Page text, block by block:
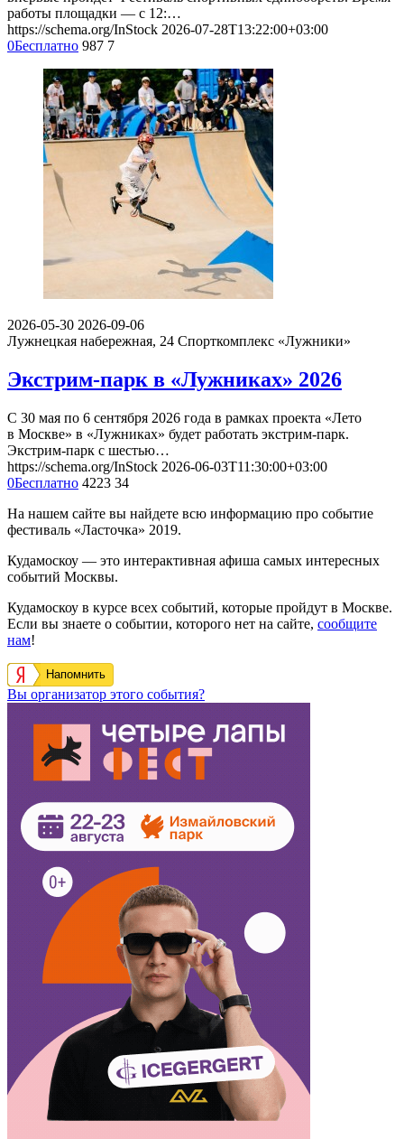
работы площадки — с 12:…
https://schema.org/InStock 2026-07-28T13:22:00+03:00
0Бесплатно 987 7
2026-05-30 2026-09-06
Лужнецкая набережная, 24 Спорткомплекс «Лужники»
Экстрим-парк в «Лужниках» 2026
С 30 мая по 6 сентября 2026 года в рамках проекта «Лето
в Москве» в «Лужниках» будет работать экстрим-парк.
Экстрим-парк с шестью…
https://schema.org/InStock 2026-06-03T11:30:00+03:00
0Бесплатно 4223 34
На нашем сайте вы найдете всю информацию про событие
фестиваль «Ласточка» 2019.
Кудамоскоу — это интерактивная афиша самых интересных
событий Москвы.
Кудамоскоу в курсе всех событий, которые пройдут в Москве.
Если вы знаете о событии, которого нет на сайте, сообщите
нам!
Напомнить
Вы организатор этого события?